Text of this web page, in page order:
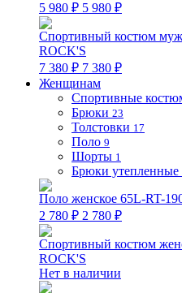
5 980 ₽ 5 980 ₽
Спортивный костюм
ROCK'S
7 380 ₽ 7 380 ₽
Женщинам
Спортивные
Брюки 23
Толстовки 17
Поло 9
Шорты 1
Брюки утепленные
Поло женское 65L-RT-
2 780 ₽ 2 780 ₽
Спортивный костюм
ROCK'S
Нет в наличии